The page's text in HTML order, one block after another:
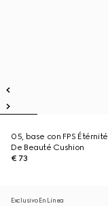
05, base con FPS Étérnité
De Beauté Cushion
€ 73
Exclusivo En Línea